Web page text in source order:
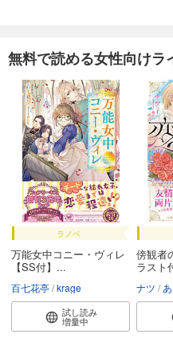
破妖の剣６ 鬱金
550円 (税込)
あらすじを表示する
破妖の剣６ 鬱金
550円 (税込)
あらすじを表示する
無料で読める女性向けラ
ラノベ
万能女中コニー・ヴィレ
【SS付】...
百七花亭 krage
試し読み
増量中
傍観者
ラスト
ナツ